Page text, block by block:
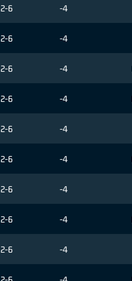
2-6 -4
2-6 -4
2-6 -4
2-6 -4
2-6 -4
2-6 -4
2-6 -4
2-6 -4
2-6 -4